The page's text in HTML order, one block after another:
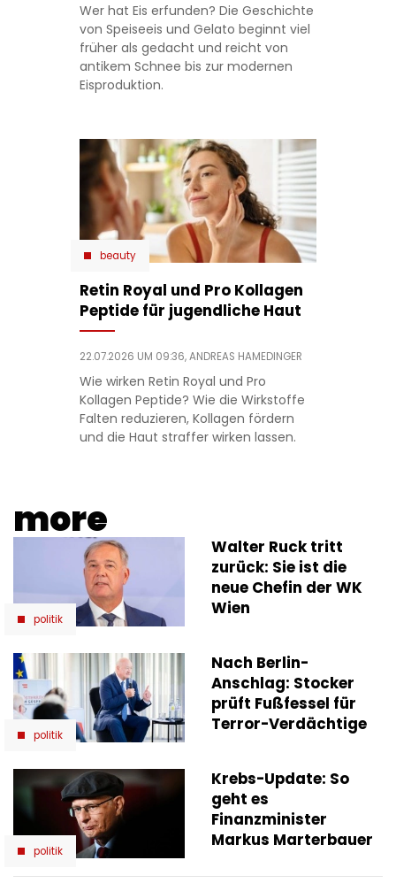
Wer hat Eis erfunden? Die Geschichte
von Speiseeis und Gelato beginnt viel
früher als gedacht und reicht von
antikem Schnee bis zur modernen
Eisproduktion.
beauty
Retin Royal und Pro Kollagen
Peptide für jugendliche Haut
22.07.2026 UM 09:36,ANDREAS HAMEDINGER
Wie wirken Retin Royal und Pro
Kollagen Peptide? Wie die Wirkstoffe
Falten reduzieren, Kollagen fördern
und die Haut straffer wirken lassen.
more
politik
Walter Ruck tritt
zurück: Sie ist die
neue Chefin der WK
Wien
politik
Nach Berlin-
Anschlag: Stocker
prüft Fußfessel für
Terror-Verdächtige
politik
Krebs-Update: So
geht es
Finanzminister
Markus Marterbauer